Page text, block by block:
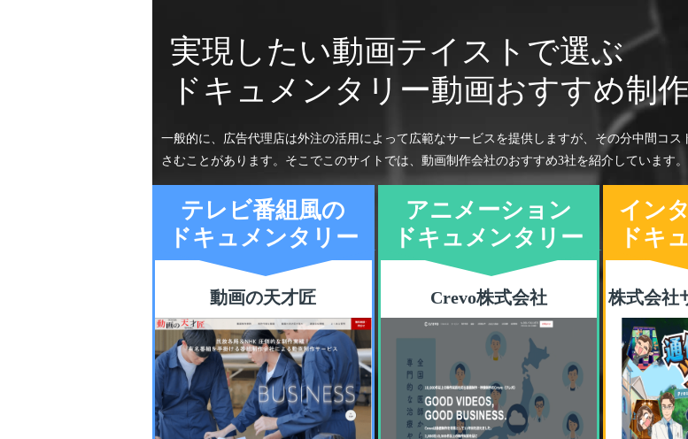
実現したい動画テイストで選ぶ
ドキュメンタリー動画おすすめ制
一般的に、広告代理店は外注の活用によって広範なサービスを提供しますが、その分中間コス
さむことがあります。そこでこのサイトでは、動画制作会社のおすすめ3社を紹介しています。
テレビ番組風の
ドキュメンタリー
動画の天才匠
アニメーション
ドキュメンタリー
Crevo株式会社
イン
ドキ
株式会社